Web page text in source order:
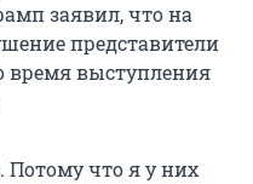
заявил, что на
представители
время выступления
Потому что я у них